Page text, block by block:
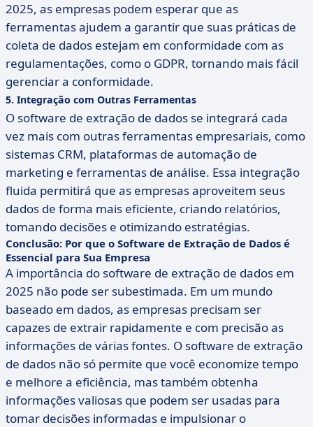
2025, as empresas podem esperar que as
ferramentas ajudem a garantir que suas práticas de
coleta de dados estejam em conformidade com as
regulamentações, como o GDPR, tornando mais fácil
gerenciar a conformidade.
5. Integração com Outras Ferramentas
O software de extração de dados se integrará cada
vez mais com outras ferramentas empresariais, como
sistemas CRM, plataformas de automação de
marketing e ferramentas de análise. Essa integração
fluida permitirá que as empresas aproveitem seus
dados de forma mais eficiente, criando relatórios,
tomando decisões e otimizando estratégias.
Conclusão: Por que o Software de Extração de Dados é
Essencial para Sua Empresa
A importância do software de extração de dados em
2025 não pode ser subestimada. Em um mundo
baseado em dados, as empresas precisam ser
capazes de extrair rapidamente e com precisão as
informações de várias fontes. O software de extração
de dados não só permite que você economize tempo
e melhore a eficiência, mas também obtenha
informações valiosas que podem ser usadas para
tomar decisões informadas e impulsionar o